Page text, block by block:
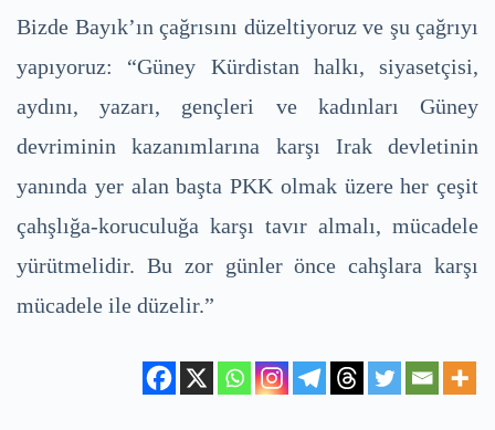
Bizde Bayık’ın çağrısını düzeltiyoruz ve şu çağrıyı
yapıyoruz: “Güney Kürdistan halkı, siyasetçisi,
aydını, yazarı, gençleri ve kadınları Güney
devriminin kazanımlarına karşı Irak devletinin
yanında yer alan başta PKK olmak üzere her çeşit
çahşlığa-koruculuğa karşı tavır almalı, mücadele
yürütmelidir. Bu zor günler önce cahşlara karşı
mücadele ile düzelir.”